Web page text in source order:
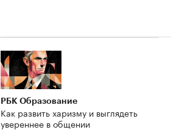
РБК Образование
Как развить харизму и выглядеть
увереннее в общении